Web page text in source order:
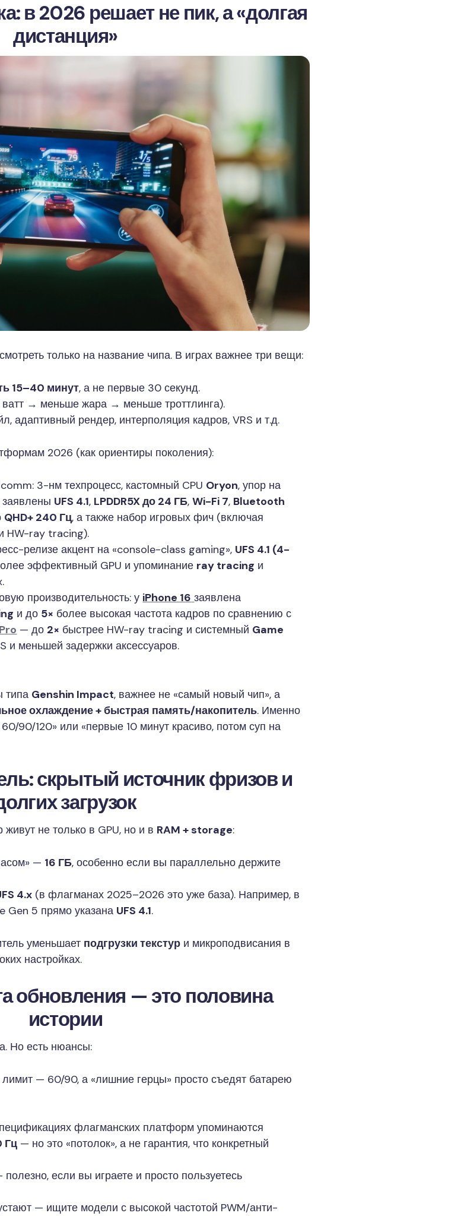
в 2026 решает не пик, а «долгая
дистанция»
только на название чипа. В играх важнее три вещи:
15–40 минут, а не первые 30 секунд.
→ меньше жара → меньше троттлинга).
адаптивный рендер, интерполяция кадров, VRS и т.д.
2026 (как ориентиры поколения):
3-нм техпроцесс, кастомный CPU Oryon, упор на
UFS 4.1, LPDDR5X до 24 ГБ,Wi-Fi 7, Bluetooth
QHD+ 240 Гц, а также набор игровых фич (включая
HW-ray tracing).
релизе акцент на «console-class gaming», UFS 4.1 (4-
эффективный GPU и упоминание ray tracing и
производительность: у iPhone 16 заявлена
и до 5× более высокая частота кадров по сравнению с
— до 2× быстрее HW-ray tracing и системный Game
и меньшей задержки аксессуаров.
типа Genshin Impact, важнее не «самый новый чип», а
охлаждение + быстрая память/накопитель. Именно
90/120» или «первые 10 минут красиво, потом суп на
скрытый источник фризов и
загрузок
не только в GPU, но и в RAM + storage:
— 16 ГБ, особенно если вы параллельно держите
4.x (в флагманах 2025–2026 это уже база). Например, в
Gen 5 прямо указана UFS 4.1.
уменьшает подгрузки текстур и микроподвисания в
настройках.
обновления — это половина
истории
Но есть нюансы:
лимит — 60/90, а «лишние герцы» просто съедят батарею
флагманских платформ упоминаются
Гц — но это «потолок», а не гарантия, что конкретный
если вы играете и просто пользуетесь
— ищите модели с высокой частотой PWM/анти-